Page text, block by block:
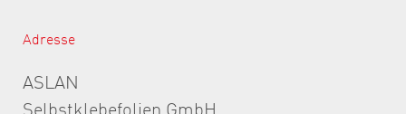
Adresse
ASLAN
Selbstklebefolien GmbH